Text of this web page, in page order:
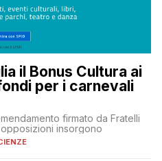
il Bonus Cultura ai
per i carnevali
firmato da Fratelli
opposizioni insorgono